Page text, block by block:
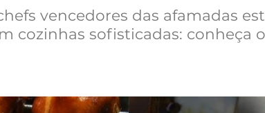
vencedores das afamadas
cozinhas sofisticadas: conheça